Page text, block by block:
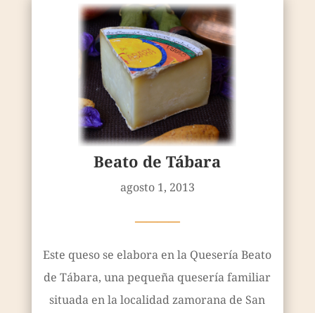
Beato de Tábara
agosto 1, 2013
————
Este queso se elabora en la Quesería Beato
de Tábara, una pequeña quesería familiar
situada en la localidad zamorana de San